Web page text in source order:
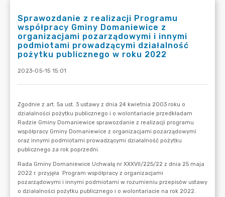
Sprawozdanie z realizacji Programu
współpracy Gminy Domaniewice z
organizacjami pozarządowymi i innymi
podmiotami prowadzącymi działalność
pożytku publicznego w roku 2022
2023-05-15 15:01